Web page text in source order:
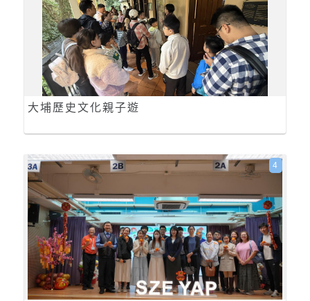
大埔歷史文化親子遊
4